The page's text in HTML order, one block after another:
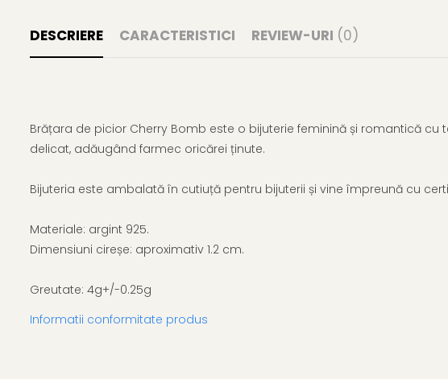
DESCRIERE CARACTERISTICI REVIEW-URI (0)
Brățara de picior Cherry Bomb este o bijuterie feminină și romantică
delicat, adăugând farmec oricărei ținute.
Bijuteria este ambalată în cutiuță pentru bijuterii și vine împreună cu
Materiale: argint 925.
Dimensiuni cireșe: aproximativ 1.2 cm.
Greutate: 4g+/-0.25g
Informatii conformitate produs